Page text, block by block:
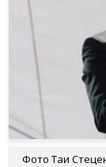
Фото Таи